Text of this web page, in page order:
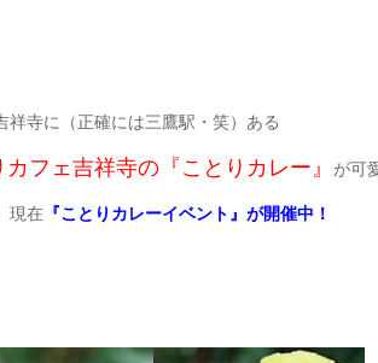
祥寺に（正確には三鷹駅・笑）ある
カフェ吉祥寺の『ことりカレー』 が可
現在 『ことりカレーイベント』が開催中！